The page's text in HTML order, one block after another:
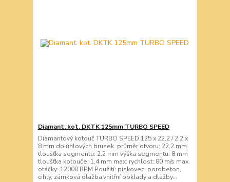
Diamant. kot. DKTK 125mm TURBO SPEED
Diamantový kotouč TURBO SPEED 125 x 22,2 / 2,2 x
8 mm do úhlových brusek. průměr otvoru: 22,2 mm
tloušťka segmentu: 2,2 mm výška segmentu: 8 mm
tloušťka kotouče: 1,4 mm max. rychlost: 80 m/s max.
otáčky: 12000 RPM Použití: pískovec, porobeton,
cihly, zámková dlažba,vnitřní obklady a dlažby...